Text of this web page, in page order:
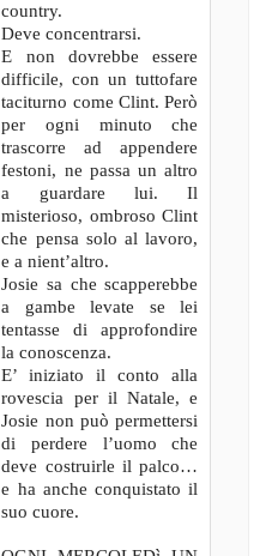
country.
Deve concentrarsi.
E non dovrebbe essere
difficile, con un tuttofare
taciturno come Clint. Però
per ogni minuto che
trascorre ad appendere
festoni, ne passa un altro
a guardare lui. Il
misterioso, ombroso Clint
che pensa solo al lavoro,
e a nient’altro.
Josie sa che scapperebbe
a gambe levate se lei
tentasse di approfondire
la conoscenza.
E’ iniziato il conto alla
rovescia per il Natale, e
Josie non può permettersi
di perdere l’uomo che
deve costruirle il palco…
e ha anche conquistato il
suo cuore.